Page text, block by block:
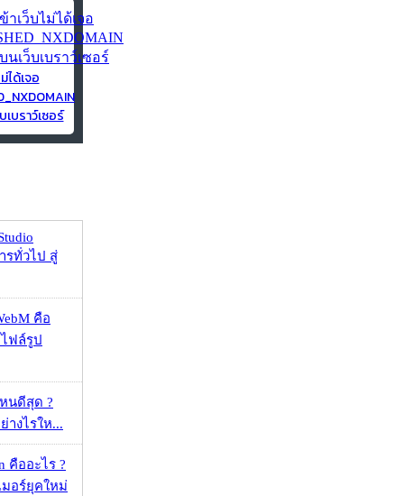
ได้เจอ
บราว์เซอร์
รทั่วไป สู่
คือ
ฟล์รูป
นดีสุด ?
างไรให...
คืออะไร ?
อร์ยุคใหม่